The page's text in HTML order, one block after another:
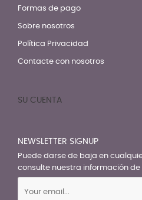
Formas de pago
Sobre nosotros
Política Privacidad
Contacte con nosotros
SU CUENTA
NEWSLETTER SIGNUP
Puede darse de baja en
consulte nuestra información